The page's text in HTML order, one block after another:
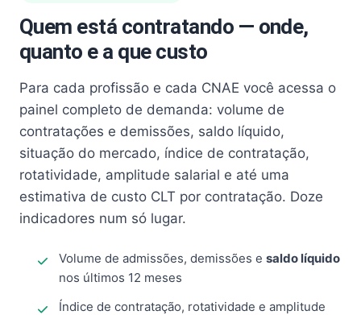
Quem está contratando — onde,
quanto e a que custo
Para cada profissão e cada CNAE você acessa o
painel completo de demanda: volume de
contratações e demissões, saldo líquido,
situação do mercado, índice de contratação,
rotatividade, amplitude salarial e até uma
estimativa de custo CLT por contratação. Doze
indicadores num só lugar.
Volume de admissões, demissões e saldo líquido
nos últimos 12 meses
Índice de contratação, rotatividade e amplitude